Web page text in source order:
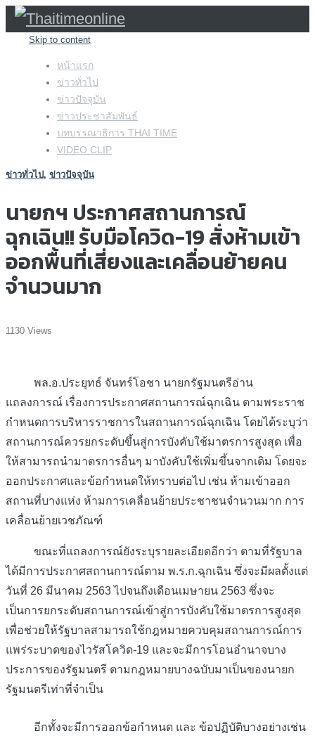
Skip to content
หน้าแรก
ข่าวทั่วไป
ข่าวปัจจุบัน
ข่าวประชาสัมพันธ์
บทบรรณาธิการ THAI TIME
VIDEO CLIP
ข่าวทั่วไป, ข่าวปัจจุบัน
นายกฯ ประกาศสถานการณ์
ฉุกเฉิน!! รับมือโควิด-19 สั่งห้ามเข้า
ออกพื้นที่เสี่ยงและเคลื่อนย้ายคน
จำนวนมาก
1130 Views
พล.อ.ประยุทธ์ จันทร์โอชา นายกรัฐมนตรีอ่าน
แถลงการณ์ เรื่องการประกาศสถานการณ์ฉุกเฉิน ตามพระราช
กำหนดการบริหารราชการในสถานการณ์ฉุกเฉิน โดยได้ระบุว่า
สถานการณ์ควรยกระดับขึ้นสู่การบังคับใช้มาตรการสูงสุด เพื่อ
ให้สามารถนำมาตรการอื่นๆ มาบังคับใช้เพิ่มขึ้นจากเดิม โดยจะ
ออกประกาศและข้อกำหนดให้ทราบต่อไป เช่น ห้ามเข้าออก
สถานที่บางแห่ง ห้ามการเคลื่อนย้ายประชาชนจำนวนมาก การ
เคลื่อนย้ายเวชภัณฑ์
ขณะที่แถลงการณ์ยังระบุรายละเอียดอีกว่า ตามที่รัฐบาล
ได้มีการประกาศสถานการณ์ตาม พ.ร.ก.ฉุกเฉิน ซึ่งจะมีผลตั้งแต่
วันที่ 26 มีนาคม 2563 ไปจนถึงเดือนเมษายน 2563 ซึ่งจะ
เป็นการยกระดับสถานการณ์เข้าสู่การบังคับใช้มาตรการสูงสุด
เพื่อช่วยให้รัฐบาลสามารถใช้กฎหมายควบคุมสถานการณ์การ
แพร่ระบาดของไวรัสโควิด-19 และจะมีการโอนอำนาจบาง
ประการของรัฐมนตรี ตามกฎหมายบางฉบับมาเป็นของนายก
รัฐมนตรีเท่าที่จำเป็น
อีกทั้งจะมีการออกข้อกำหนด และ ข้อปฏิบัติบางอย่างเช่น